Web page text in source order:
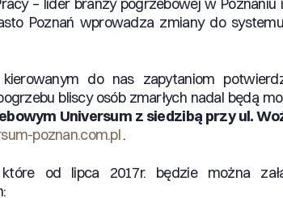
Poznań wprowadza zmiany do
do nas zapytaniom
bliscy osób zmarłych nadal będą
Universum z siedzibą przy ul.
poznan.com.pl.
które od lipca 2017r. będzie można